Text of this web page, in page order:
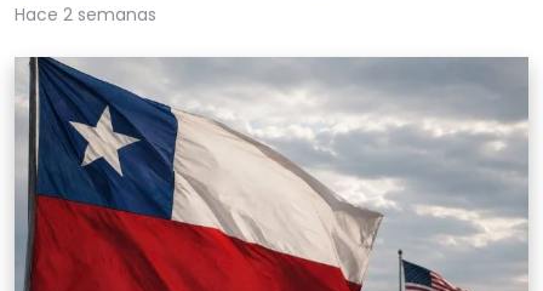
Hace 2 semanas